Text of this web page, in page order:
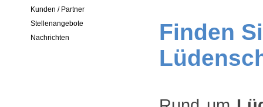
Kunden / Partner
Stellenangebote
Nachrichten
Finden